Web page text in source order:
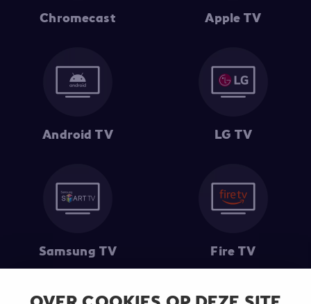
Chromecast Apple TV
Android TV LG TV
Samsung TV Fire TV